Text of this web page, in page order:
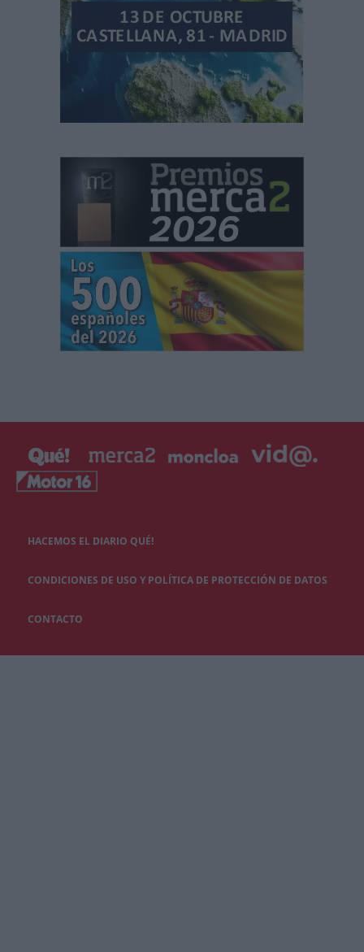
HACEMOS EL DIARIO QUÉ!
CONDICIONES DE USO Y POLÍTICA DE PROTECCIÓN DE DATOS
CONTACTO